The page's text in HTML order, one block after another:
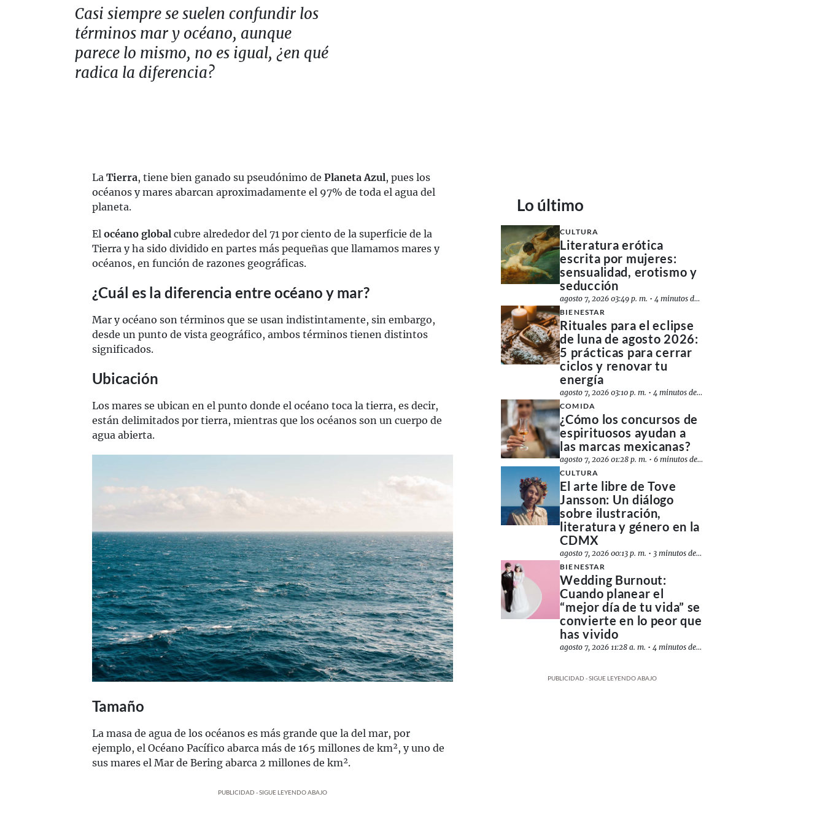
Casi siempre se suelen confundir los
términos mar y océano, aunque
parece lo mismo, no es igual, ¿en qué
radica la diferencia?
La Tierra, tiene bien ganado su pseudónimo de Planeta Azul, pues los
océanos y mares abarcan aproximadamente el 97% de toda el agua del
planeta.
El océano global cubre alrededor del 71 por ciento de la superficie de la
Tierra y ha sido dividido en partes más pequeñas que llamamos mares y
océanos, en función de razones geográficas.
¿Cuál es la diferencia entre océano y mar?
Mar y océano son términos que se usan indistintamente, sin embargo,
desde un punto de vista geográfico, ambos términos tienen distintos
significados.
Ubicación
Los mares se ubican en el punto donde el océano toca la tierra, es decir,
están delimitados por tierra, mientras que los océanos son un cuerpo de
agua abierta.
Tamaño
La masa de agua de los océanos es más grande que la del mar, por
ejemplo, el Océano Pacífico abarca más de 165 millones de km², y uno de
sus mares el Mar de Bering abarca 2 millones de km².
PUBLICIDAD - SIGUE LEYENDO ABAJO
Lo último
CULTURA
Literatura erótica
escrita por mujeres:
sensualidad, erotismo y
seducción
agosto 7, 2026 03:49 p. m. •4 minutos de lectura
BIENESTAR
Rituales para el eclipse
de luna de agosto 2026:
5 prácticas para cerrar
ciclos y renovar tu
energía
agosto 7, 2026 03:10 p. m. •4 minutos de lectura
COMIDA
¿Cómo los concursos de
espirituosos ayudan a
las marcas mexicanas?
agosto 7, 2026 01:28 p. m. •6 minutos de lectura
CULTURA
El arte libre de Tove
Jansson: Un diálogo
sobre ilustración,
literatura y género en la
CDMX
agosto 7, 2026 00:13 p. m. • 3 minutos de lectura
BIENESTAR
Wedding Burnout:
Cuando planear el
“mejor día de tu vida” se
convierte en lo peor que
has vivido
agosto 7, 2026 11:28 a. m. •4 minutos de lectura
PUBLICIDAD - SIGUE LEYENDO ABAJO